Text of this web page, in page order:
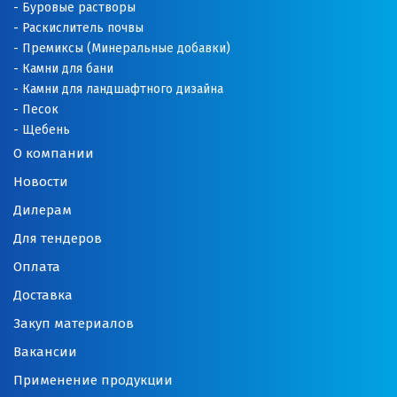
Оренбург
Орехово-Зуево
П
Павловский Посад
Пенза
Пермь
Походилова
Псков
О компании
Новости
Дилерам
Для тендеров
Оплата
Доставка
Закуп материалов
Вакансии
Применение продукции
Буровые растворы
Раскислитель почвы
Премиксы (Минеральные добавки)
Камни для бани
Камни для ландшафтного дизайна
Песок
Щебень